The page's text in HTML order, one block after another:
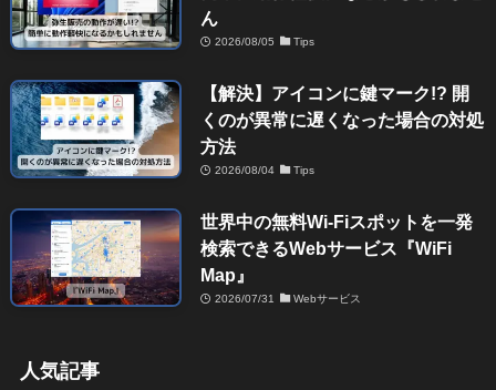
ん
2026/08/05 Tips
【解決】アイコンに鍵マーク!? 開
くのが異常に遅くなった場合の対処
方法
2026/08/04 Tips
世界中の無料Wi-Fiスポットを一発
検索できるWebサービス『WiFi
Map』
2026/07/31 Webサービス
人気記事